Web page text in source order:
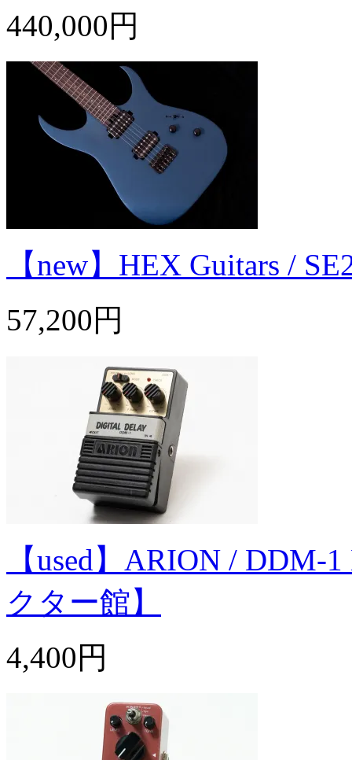
440,000円
【new】HEX Guitars /
57,200円
【used】ARION /
クター館】
4,400円